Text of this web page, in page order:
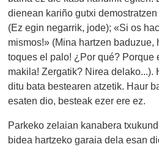
dienean kariño gutxi
(Ez egin negarrik, jode); «Si os
mismos!» (Mina hartzen baduzue,
toques el palo! ¿Por qué? Porque
makila! Zergatik? Nirea delako...).
ditu bata bestearen atzetik. Haur
esaten dio, besteak ezer ere ez.
Parkeko zelaian kanabera
bidea hartzeko garaia dela esan